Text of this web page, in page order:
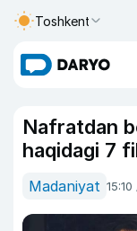
Toshkent
Nafratdan
haqidagi 7
Madaniyat